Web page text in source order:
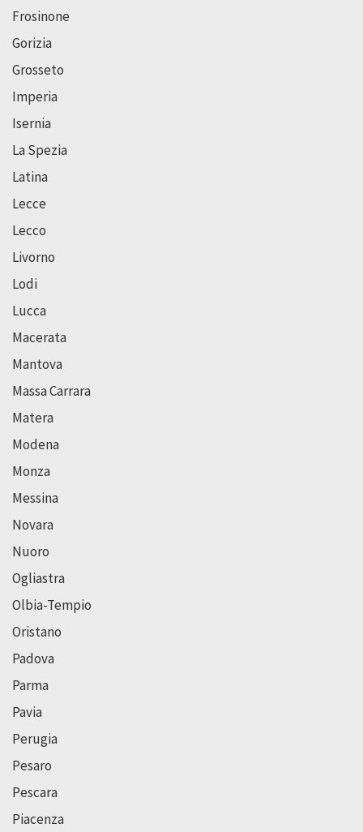
Frosinone
Gorizia
Grosseto
Imperia
Isernia
La Spezia
Latina
Lecce
Lecco
Livorno
Lodi
Lucca
Macerata
Mantova
Massa Carrara
Matera
Modena
Monza
Messina
Novara
Nuoro
Ogliastra
Olbia-Tempio
Oristano
Padova
Parma
Pavia
Perugia
Pesaro
Pescara
Piacenza